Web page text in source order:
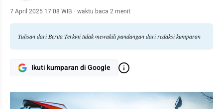
7 April 2025 17:08 WIB · waktu baca 2 menit
Tulisan dari Berita Terkini tidak mewakili pandangan dari redaksi kumparan
Ikuti kumparan di Google